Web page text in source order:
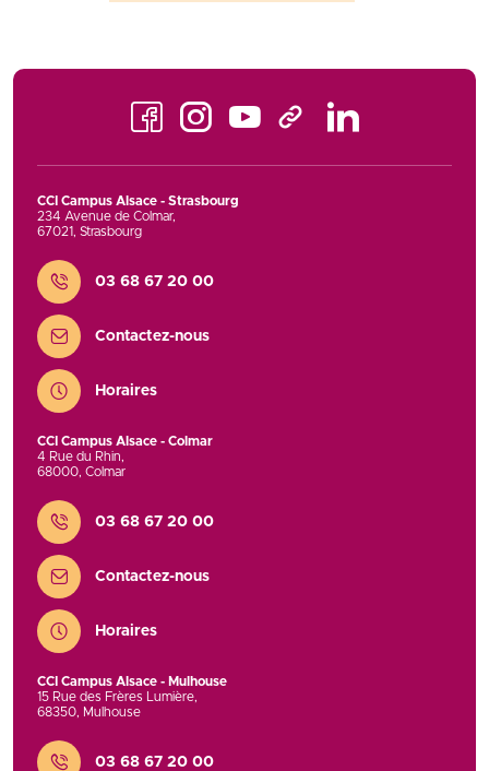
FacebookInstagramYoutube TikTok
CCI Campus Alsace - Strasbourg
234 Avenue de Colmar,
67021, Strasbourg
Contact
03 68 67 20 00
Contactez-nous
Horaires
CCI Campus Alsace - Colmar
4 Rue du Rhin,
68000, Colmar
Contact
03 68 67 20 00
Contactez-nous
Horaires
CCI Campus Alsace - Mulhouse
15 Rue des Frères Lumière,
68350, Mulhouse
Contact
03 68 67 20 00